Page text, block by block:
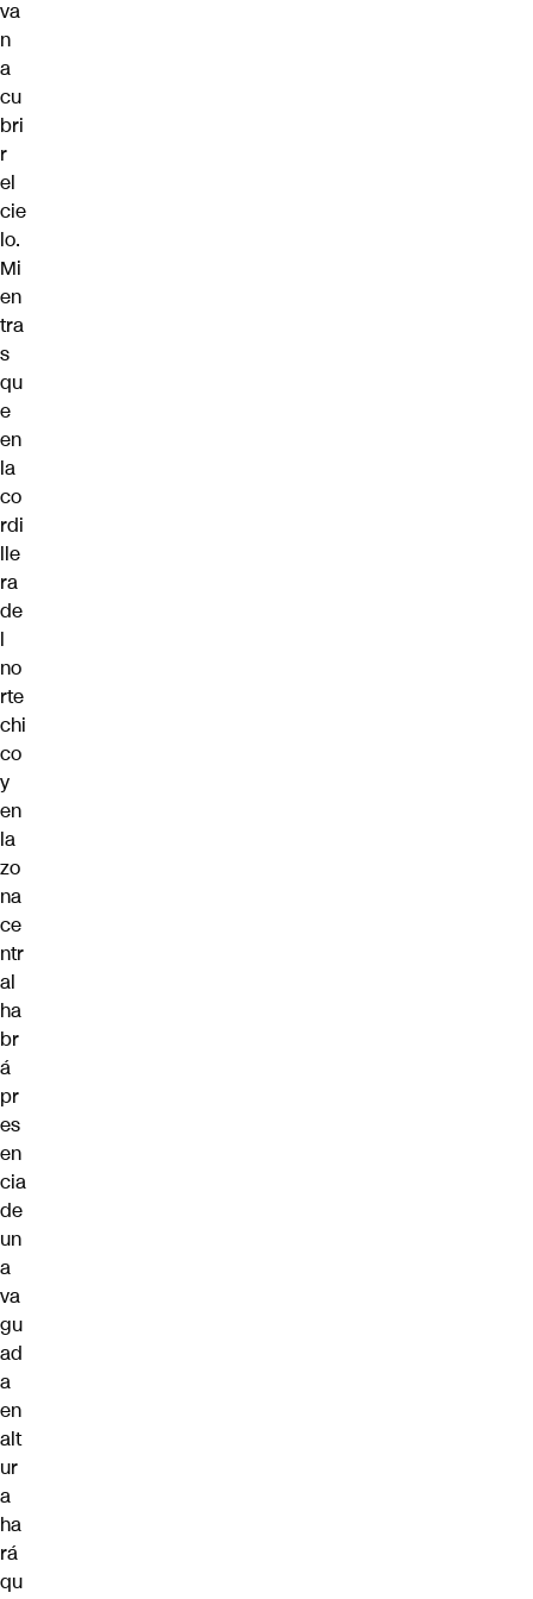
va
n
a
cu
bri
r
el
cie
lo.
Mi
en
tra
s
qu
e
en
la
co
rdi
lle
ra
de
l
no
rte
chi
co
y
en
la
zo
na
ce
ntr
al
ha
br
á
pr
es
en
cia
de
un
a
va
gu
ad
a
en
alt
ur
a
ha
rá
qu